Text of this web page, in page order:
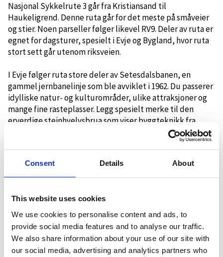
Consent Details About
This website uses cookies
We use cookies to personalise content and ads, to
provide social media features and to analyse our traffic.
We also share information about your use of our site with
our social media, advertising and analytics partners who
Nasjonal Sykkelrute 3 går fra Kristiansand til
Haukeligrend. Denne ruta går for det meste på småveier
og stier. Noen parseller følger likevel RV9. Deler av ruta er
egnet for dagsturer, spesielt i Evje og Bygland, hvor ruta
stort sett går utenom riksveien.
I Evje følger ruta store deler av Setesdalsbanen, en
gammel jernbanelinje som ble avviklet i 1962. Du passerer
idylliske natur- og kulturområder, ulike attraksjoner og
mange fine rasteplasser. Legg spesielt merke til den
erverdige steinhvelvsbrua som viser byggteknikk fra
Et godt utgangspunkt kan være å starte i Evje sentrum,
forholdsvis flat, uten særlig stigning. Mesteparten av
strekningen er trafikksikker og egner seg derfor godt for
Beskrivelse